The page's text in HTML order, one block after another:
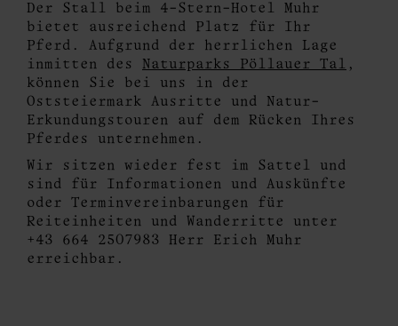
Der Stall beim 4-Stern-Hotel Muhr
bietet ausreichend Platz für Ihr
Pferd. Aufgrund der herrlichen Lage
inmitten des Naturparks Pöllauer Tal ,
können Sie bei uns in der
Oststeiermark Ausritte und Natur-
Erkundungstouren auf dem Rücken Ihres
Pferdes unternehmen.
Wir sitzen wieder fest im Sattel und
sind für Informationen und Auskünfte
oder Terminvereinbarungen für
Reiteinheiten und Wanderritte unter
+43 664 2507983 Herr Erich Muhr
erreichbar.